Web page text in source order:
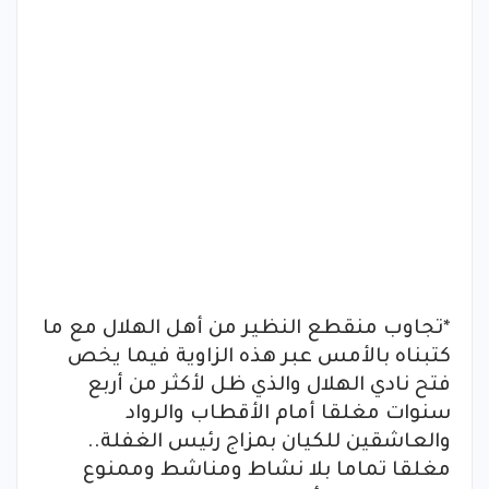
*تجاوب منقطع النظير من أهل الهلال مع ما
كتبناه بالأمس عبر هذه الزاوية فيما يخص
فتح نادي الهلال والذي ظل لأكثر من أربع
سنوات مغلقا أمام الأقطاب والرواد
والعاشقين للكيان بمزاج رئيس الغفلة..
مغلقا تماما بلا نشاط ومناشط وممنوع